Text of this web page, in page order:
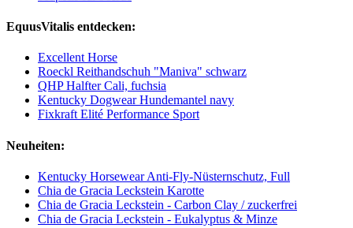
EquusVitalis entdecken:
Excellent Horse
Roeckl Reithandschuh "Maniva" schwarz
QHP Halfter Cali, fuchsia
Kentucky Dogwear Hundemantel navy
Fixkraft Elité Performance Sport
Neuheiten:
Kentucky Horsewear Anti-Fly-Nüsternschutz, Full
Chia de Gracia Leckstein Karotte
Chia de Gracia Leckstein - Carbon Clay / zuckerfrei
Chia de Gracia Leckstein - Eukalyptus & Minze